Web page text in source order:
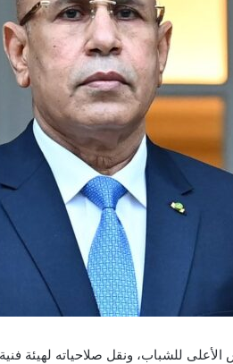
للشباب، ونقل صلاحياته لهيئة